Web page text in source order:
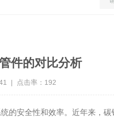
件的对比分析
| 点击率：192
安全性和效率。近年来，碳